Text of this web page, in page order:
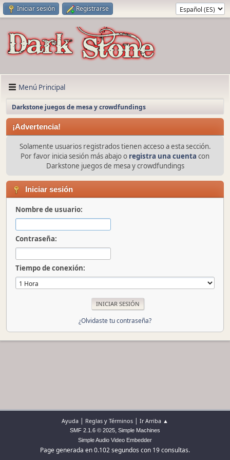
Iniciar sesión Registrarse
Menú Principal
Darkstone juegos de mesa y crowdfundings
¡Advertencia!
Solamente usuarios registrados tienen acceso a esta sección.
Por favor inicia sesión más abajo o registra una cuenta con
Darkstone juegos de mesa y crowdfundings
Iniciar sesión
Nombre de usuario:
Contraseña:
Tiempo de conexión:
¿Olvidaste tu contraseña?
Ayuda | Reglas y Términos | Ir Arriba ▲
SMF 2.1.6 © 2025, Simple Machines
Simple Audio Video Embedder
Page generada en 0.102 segundos con 19 consultas.